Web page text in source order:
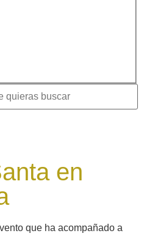
en
que ha acompañado a